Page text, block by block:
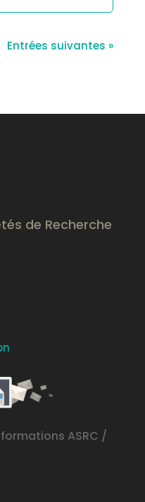
Entrées suivantes »
de Recherche
ASRC /